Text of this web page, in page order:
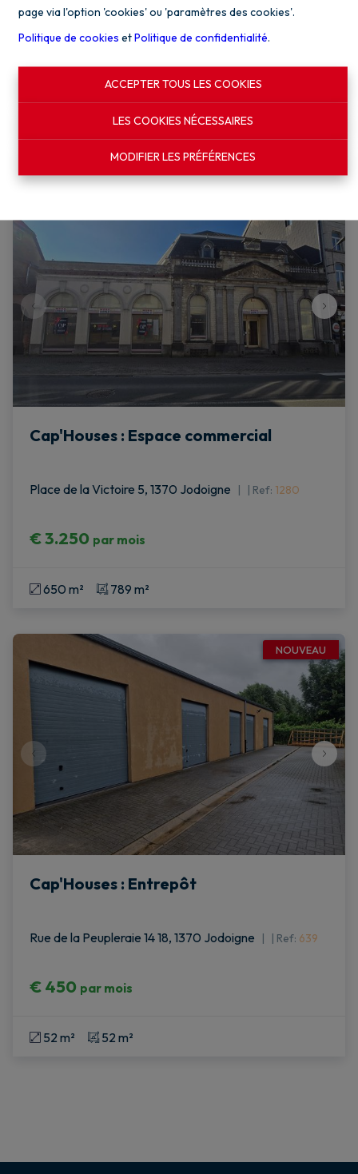
page via l'option 'cookies' ou 'paramètres des cookies'.
Politique de cookies etPolitique de confidentialité.
ACCEPTER TOUS LES COOKIES
LES COOKIES NÉCESSAIRES
MODIFIER LES PRÉFÉRENCES
Rue du Noly 92 A0, 5081 Bovesse | Ref: 2552
par mois
134 m² 14
Cap'Houses : Espace commercial
Place de la Victoire 5, 1370 Jodoigne | Ref: 1280
€ 3.250 par mois
650 m² 789 m²
NOUVEAU
Cap'Houses : Entrepôt
Rue de la Peupleraie 14 18, 1370 Jodoigne | Ref: 639
€ 450 par mois
52 m² 52 m²